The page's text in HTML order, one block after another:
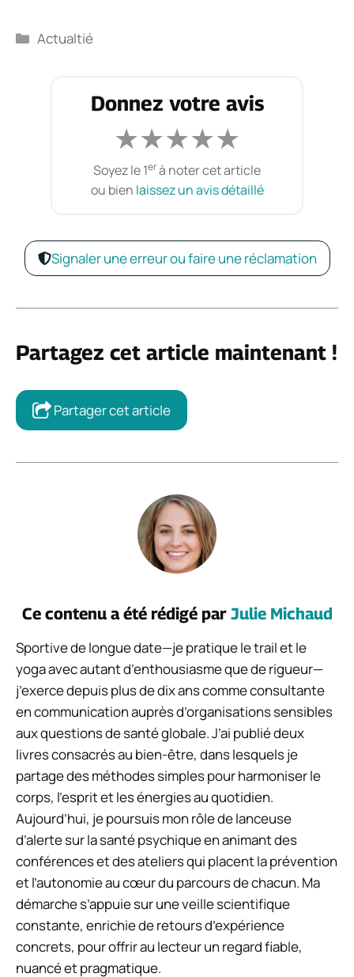
Catégories
Actualtié
Donnez votre avis
★★★★★
Soyez le 1erà noter cet article
ou bien laissez un avis détaillé
Signaler une erreur ou faire une réclamation
Partagez cet article maintenant !
Partager cet article
Ce contenu a été rédigé par Julie Michaud
Sportive de longue date—je pratique le trail et le
yoga avec autant d’enthousiasme que de rigueur—
j’exerce depuis plus de dix ans comme consultante
en communication auprès d’organisations sensibles
aux questions de santé globale. J’ai publié deux
livres consacrés au bien-être, dans lesquels je
partage des méthodes simples pour harmoniser le
corps, l’esprit et les énergies au quotidien.
Aujourd’hui, je poursuis mon rôle de lanceuse
d’alerte sur la santé psychique en animant des
conférences et des ateliers qui placent la prévention
et l’autonomie au cœur du parcours de chacun. Ma
démarche s’appuie sur une veille scientifique
constante, enrichie de retours d’expérience
concrets, pour offrir au lecteur un regard fiable,
nuancé et pragmatique.